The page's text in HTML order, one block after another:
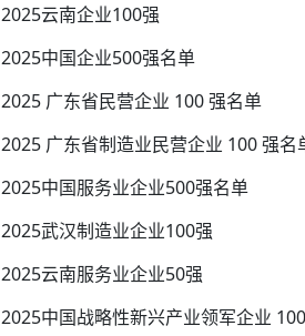
2025云南企业100强
2025中国企业500强名单
2025 广东省民营企业 100 强名单
2025 广东省制造业民营企业 100 强名
2025中国服务业企业500强名单
2025武汉制造业企业100强
2025云南服务业企业50强
2025中国战略性新兴产业领军企业